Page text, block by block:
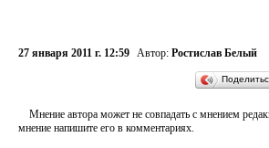
27 января 2011 г. 12:59 Автор: Ростислав Белый
Мнение автора может не совпадать с мнением
мнение напишите его в комментариях.